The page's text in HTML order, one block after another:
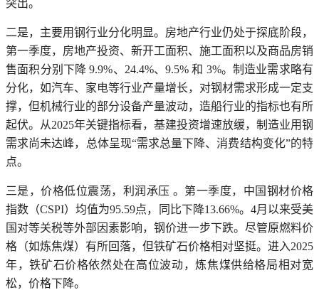
突出。
二是，主要用钢行业分化明显。房地产行业仍处于探底阶段，
第一季度，房地产投资、新开工面积、施工面积以及商品房销
售面积分别下降 9.9%、24.4%、9.5% 和 3%。制造业需求略有
分化，如汽车、家电等行业产量增长，对钢材需求形成一定支
撑，但机械行业的部分设备产量波动，造船行业的指标也有所
起伏。从2025年关键指标看，基建投资增速放缓，制造业用钢
需求尚未达峰，总体呈现“需求总量下降、消费结构变化”的特
点。
三是，价格低位震荡，利润承压 。第一季度，中国钢材价格
指数（CSPI）均值为95.59点，同比下降13.66%。4月以来受美
国对等关税等外部因素影响，钢价进一步下跌。尽管原燃料价
格（如炼焦煤）有所回落，但铁矿石价格相对坚挺。进入2025
年，铁矿石价格依然处在高位波动，炼焦煤供给格局相对宽
松，价格下降。